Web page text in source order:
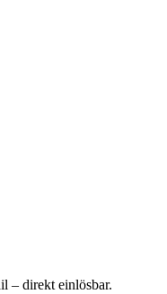
– direkt einlösbar.